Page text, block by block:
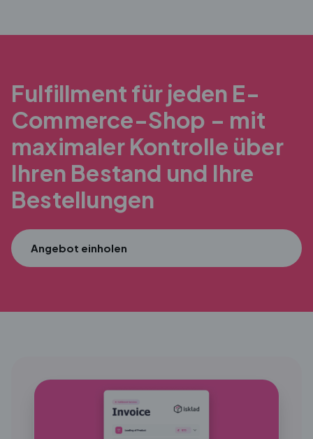
Fulfillment für jeden E-
Commerce-Shop – mit
maximalerKontrolle über
Ihren Bestand und Ihre
Bestellungen
Angebot einholen